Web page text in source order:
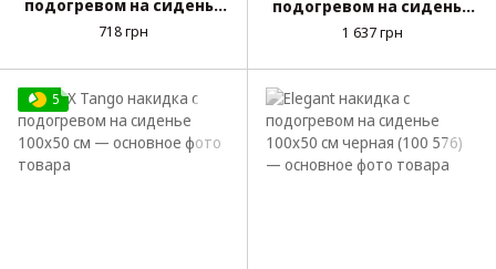
подогревом на сиденье
127x48 см черная (100 603)
718 грн
подогревом на сиденье
100x50 см
1 637 грн
5